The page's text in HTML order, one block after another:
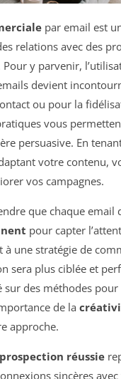
par email est
relations avec des
y parvenir,
devient
ou pour la
vous
persuasive. En
votre contenu,
vos campagnes.
que chaque email
pour capter
à une stratégie de
sera plus ciblée et
sur des méthodes
de la
approche.
prospection réussie
sincères avec